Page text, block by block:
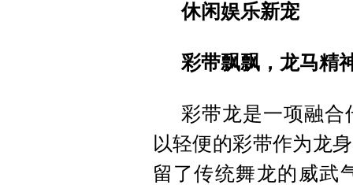
休闲娱乐新宠
彩带飘飘，龙马精
彩带龙是一项融
以轻便的彩带作为龙
留了传统舞龙的威武